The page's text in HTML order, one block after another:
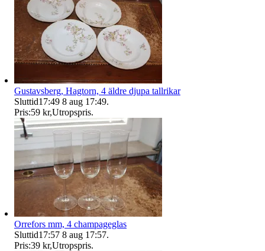
Gustavsberg, Hagtorn, 4 äldre djupa tallrikar
Sluttid17:49 8 aug 17:49.
Pris:59 kr,Utropspris.
Orrefors mm, 4 champageglas
Sluttid17:57 8 aug 17:57.
Pris:39 kr,Utropspris.